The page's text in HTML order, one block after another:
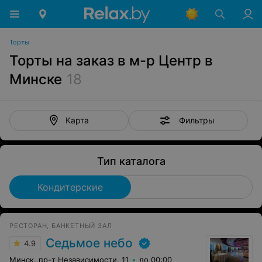
Торты
Торты на заказ в м-р Центр в
Минске 18
Карта Фильтры
Тип каталога
Кондитерские
РЕСТОРАН, БАНКЕТНЫЙ ЗАЛ
4.9 Седьмое небо
Минск, пр-т Независимости, 11 до 00:00